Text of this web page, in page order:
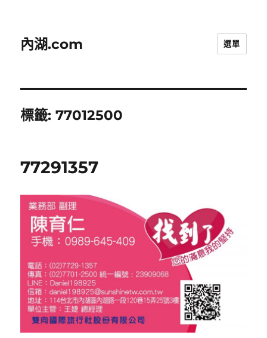
內湖.com 選單
標籤:77012500
77291357